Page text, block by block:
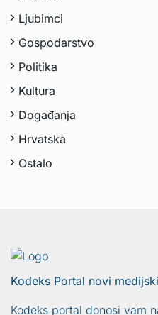
Ljubimci
Gospodarstvo
Politika
Kultura
Događanja
Hrvatska
Ostalo
Kodeks Portal novi
Kodeks portal donosi vam